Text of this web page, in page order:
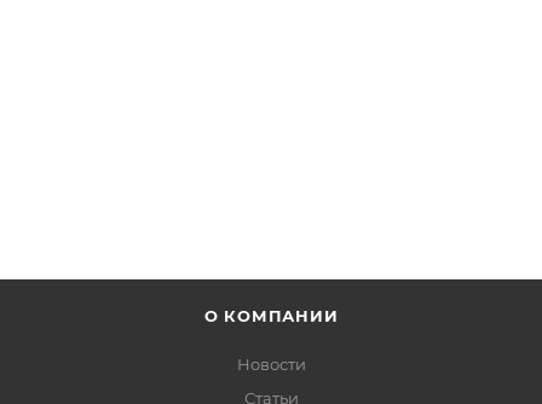
О КОМПАНИИ
Новости
Статьи